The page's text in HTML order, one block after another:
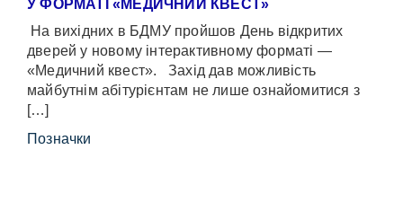
У ФОРМАТІ «МЕДИЧНИЙ КВЕСТ»
На вихідних в БДМУ пройшов День відкритих
дверей у новому інтерактивному форматі —
«Медичний квест». Захід дав можливість
майбутнім абітурієнтам не лише ознайомитися з
[…]
Позначки